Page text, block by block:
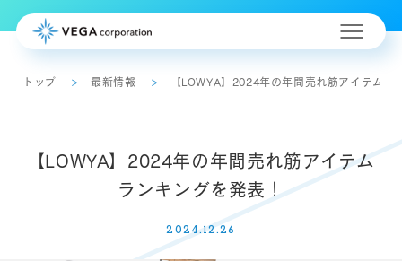
トップ 最新情報 【LOWYA】2024年の年間売れ筋アイテムラ
【LOWYA】2024年の年間売れ筋アイテム
ランキングを発表！
2024.12.26